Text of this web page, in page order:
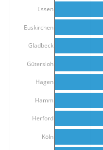
Essen
Euskirchen
Gladbeck
Gütersloh
Hagen
Hamm
Herford
Köln